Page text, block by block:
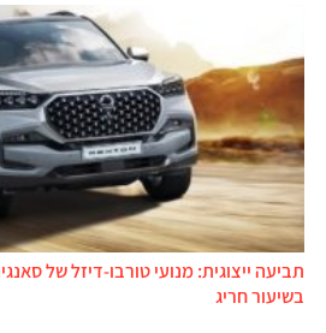
תביעה ייצוגית: מנועי טורבו-דיזל של
בשיעור חריג